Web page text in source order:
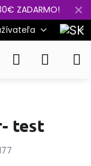
✕
ZADARMO!
test